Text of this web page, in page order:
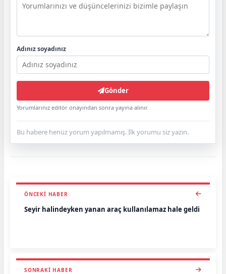
Adınız soyadınız
Gönder
Yorumlarınız editör onayından sonra yayına alınır.
Bu habere henüz yorum yapılmamış. İlk yorumu siz yazın.
ÖNCEKI HABER
Seyir halindeyken yanan araç kullanılamaz hale geldi
SONRAKI HABER